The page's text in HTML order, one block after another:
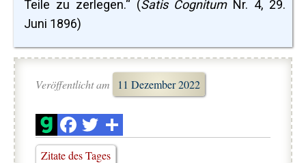
Teile zu zerlegen.“ (Satis CognitumNr. 4, 29.
Juni 1896)
Veröffentlicht am 11 Dezember 2022
Zitate des Tages